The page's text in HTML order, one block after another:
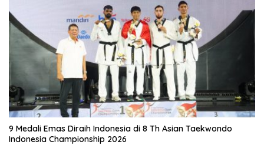
9 Medali Emas Diraih Indonesia di 8 Th Asian Taekwondo
Indonesia Championship 2026